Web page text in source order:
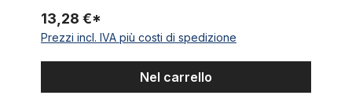
13,28 €*
Prezzi incl. IVA più costi di spedizione
Nel carrello